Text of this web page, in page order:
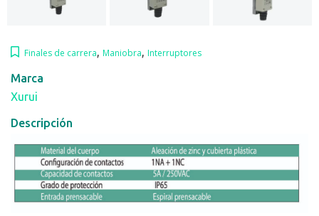
Finales de carrera, Maniobra, Interruptores
Marca
Xurui
Descripción